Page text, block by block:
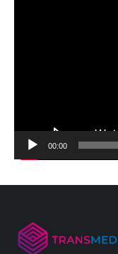
00:00